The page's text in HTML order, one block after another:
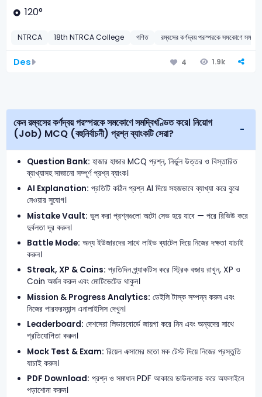
120°
NTRCA 18th NTRCA College গণিত রম্বসের কর্ণদ্বয় পরস্পরকে সমকোণে
Des 4 1.9k
কেন রম্বসের কর্ণদ্বয় পরস্পরকে সমকোণে সমদ্বিখণ্ডিত করে। নিয়োগ
(Job) MCQ (বহুনির্বাচনী) প্রশ্ন ব্যাংকটি সেরা?
Question Bank: হাজার হাজার MCQ প্রশ্ন, নির্ভুল উত্তর ও বিস্তারিত
ব্যাখ্যাসহ সাজানো সম্পূর্ণ প্রশ্ন ব্যাংক।
AI Explanation: প্রতিটি কঠিন প্রশ্ন AI দিয়ে সহজভাবে ব্যাখ্যা করে বুঝে
নেওয়ার সুযোগ।
Mistake Vault: ভুল করা প্রশ্নগুলো অটো সেভ হয়ে যাবে — পরে রিভিউ করে
দুর্বলতা দূর করুন।
Battle Mode: অন্য ইউজারদের সাথে লাইভ ব্যাটেল দিয়ে নিজের দক্ষতা যাচাই
করুন।
Streak, XP & Coins: প্রতিদিন প্র্যাকটিস করে স্ট্রিক বজায় রাখুন, XP ও
Coin অর্জন করুন এবং মোটিভেটেড থাকুন।
Mission & Progress Analytics: ডেইলি টাস্ক সম্পন্ন করুন এবং
নিজের পারফরম্যান্স এনালাইসিস দেখুন।
Leaderboard: দেশসেরা লিডারবোর্ডে জায়গা করে নিন এবং অন্যদের সাথে
প্রতিযোগিতা করুন।
Mock Test & Exam: রিয়েল এক্সামের মতো মক টেস্ট দিয়ে নিজের প্রস্তুতি
যাচাই করুন।
PDF Download: প্রশ্ন ও সমাধান PDF আকারে ডাউনলোড করে অফলাইনে
পড়াশোনা করুন।